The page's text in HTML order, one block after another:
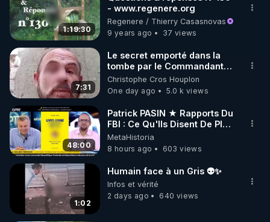
🌱 INSTAGRAM
https://www.instagram.com/rdlr_thierrycasasnovas/
http://rgnr.li/instagram
🌱 LA NEWSLETTER
Pour ne pas rater l’actualité RGNR (stages,
http://rgnr.li/news
🌱 VIDÉOS NON CENSURÉES SUR ODYSEE
Toutes les vidéos Youtube sont aussi sur la
http://rgnr.li/odysee
1:19:30
- www.regenere.org
Regenere / Thierry Casasnovas
9 years ago
37 views
7:31
Le secret emporté dans la
tombe par le Commandant
Cousteau le 25 juin 1997
Christophe Cros Houplon
One day ago
5.0 k views
48:00
Patrick PASIN ★ Rapports Du
FBI : Ce Qu'Ils Disent De Plus
Grave Sur Hitler
MetaHistoria
8 hours ago
603 views
1:02
Humain face à un Gris 👽✨
Infos et vérité
2 days ago
640 views